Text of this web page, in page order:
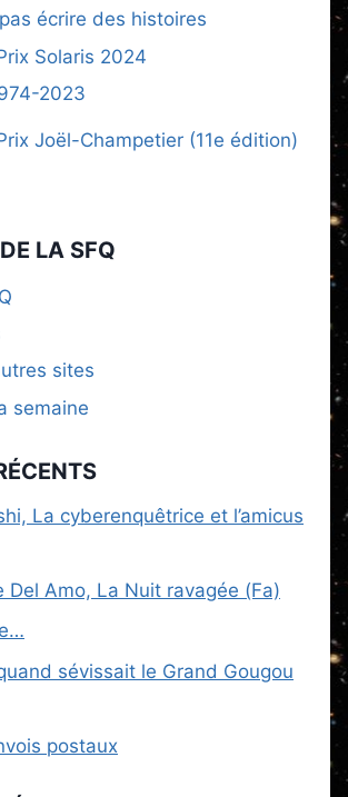
écrire des histoires
Solaris 2024
2023
Joël-Champetier (11e édition)
LA SFQ
sites
semaine
La cyberenquêtrice et l’amicus
Del Amo, La Nuit ravagée (Fa)
sévissait le Grand Gougou
postaux